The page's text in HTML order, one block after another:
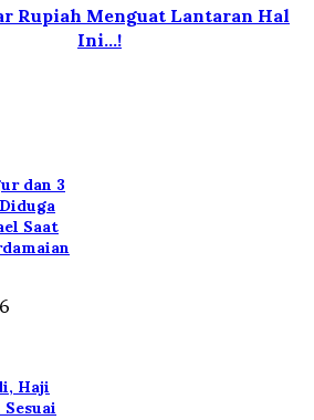
Rupiah Menguat Lantaran Hal
Ini...!
dan 3
Saat
Haji